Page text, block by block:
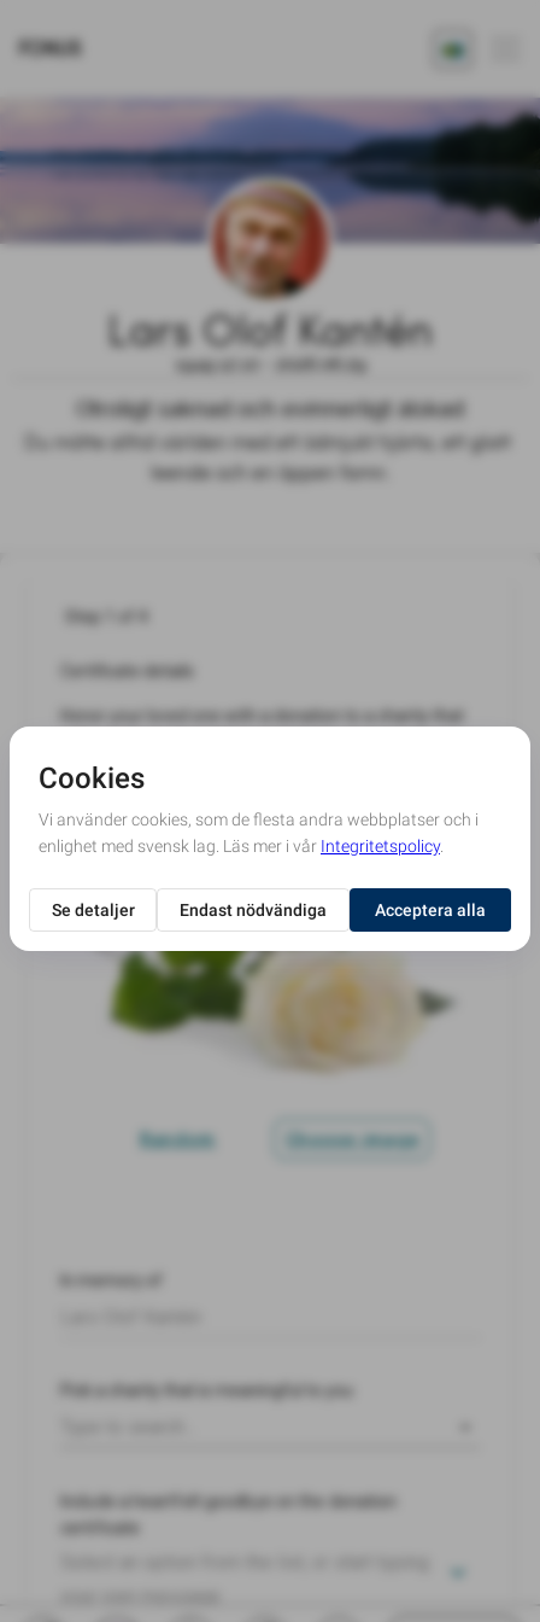
FONUS
Lars Olof Kantén
1949.12.10 - 2026.06.29
Otroligt saknad och evinnerligt älskad
Du mötte alltid världen med ett ödmjukt hjärta, ett glatt
leende och en öppen famn.